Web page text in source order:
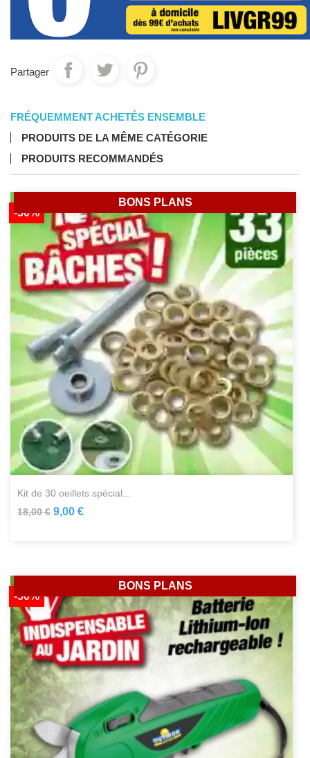
Partager
FRÉQUEMMENT ACHETÉS ENSEMBLE
PRODUITS DE LA MÊME CATÉGORIE
PRODUITS RECOMMANDÉS
kit de 30 oeillets spécial...
18,00 €
-50%
9,00 €
BONS PLANS
-50%
BONS PLANS